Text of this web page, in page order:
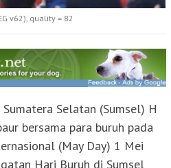
v62), quality = 82
Sumatera Selatan (Sumsel) H
bersama para buruh pada
(May Day) 1 Mei
Hari Buruh di Sumsel